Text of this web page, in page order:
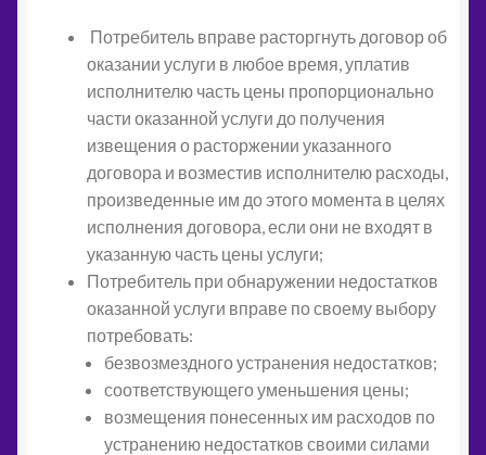
Потребитель вправе расторгнуть договор об
оказании услуги в любое время, уплатив
исполнителю часть цены пропорционально
части оказанной услуги до получения
извещения о расторжении указанного
договора и возместив исполнителю расходы,
произведенные им до этого момента в целях
исполнения договора, если они не входят в
указанную часть цены услуги;
Потребитель при обнаружении недостатков
оказанной услуги вправе по своему выбору
потребовать:
безвозмездного устранения недостатков;
соответствующего уменьшения цены;
возмещения понесенных им расходов по
устранению недостатков своими силами